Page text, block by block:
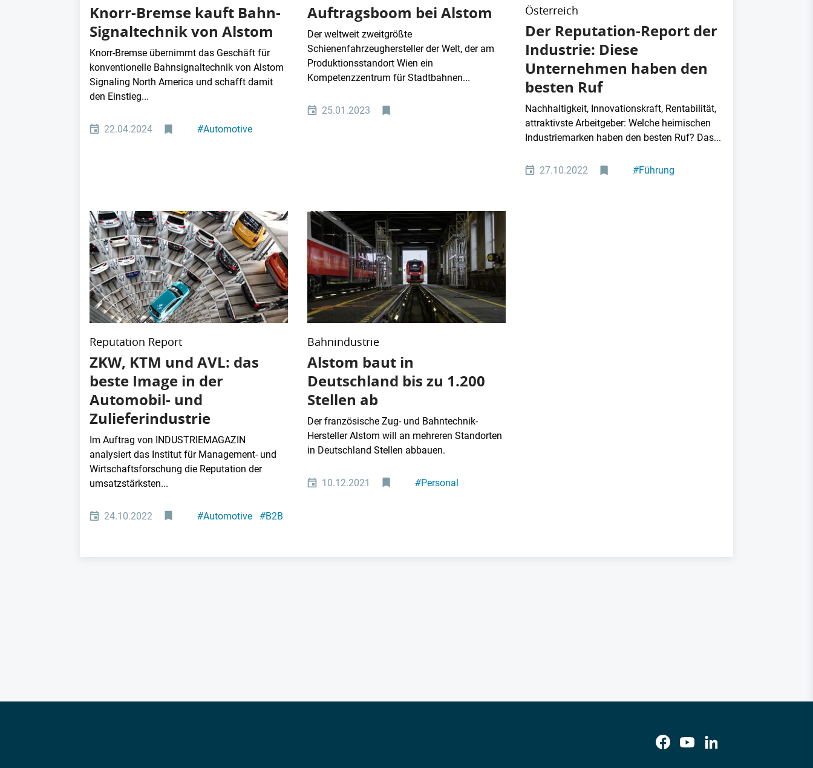
Knorr-Bremse kauft Bahn-
Signaltechnik von Alstom
Knorr-Bremse übernimmt das Geschäft für
konventionelle Bahnsignaltechnik von Alstom
Signaling North America und schafft damit
den Einstieg...
22.04.2024 #Automotive
Auftragsboom bei Alstom
Der weltweit zweitgrößte
Schienenfahrzeughersteller der Welt, der am
Produktionsstandort Wien ein
Kompetenzzentrum für Stadtbahnen...
25.01.2023
Österreich
Der Reputation-Report der
Industrie: Diese
Unternehmen haben den
besten Ruf
Nachhaltigkeit, Innovationskraft, Rentabilität,
attraktivste Arbeitgeber: Welche heimischen
Industriemarken haben den besten Ruf? Das...
27.10.2022 #Führung
Reputation Report
ZKW, KTM und AVL: das
beste Image in der
Automobil- und
Zulieferindustrie
Im Auftrag von INDUSTRIEMAGAZIN
analysiert das Institut für Management- und
Wirtschaftsforschung die Reputation der
umsatzstärksten...
24.10.2022 #Automotive #B2B
Bahnindustrie
Alstom baut in
Deutschland bis zu 1.200
Stellen ab
Der französische Zug- und Bahntechnik-
Hersteller Alstom will an mehreren Standorten
in Deutschland Stellen abbauen.
10.12.2021 #Personal